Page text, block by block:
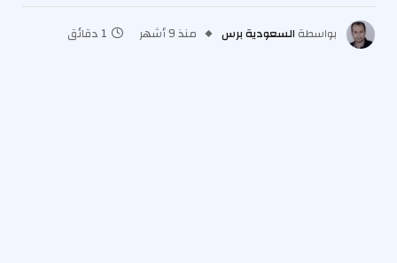
بواسطة السعودية برس منذ 9 أشهر 1 دقائق